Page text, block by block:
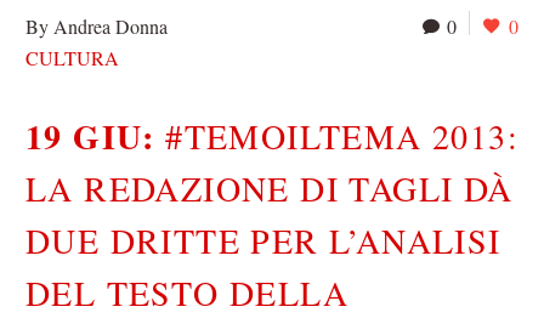
0 0
By Andrea Donna
CULTURA
19 GIU:#TEMOILTEMA 2013:
LA REDAZIONE DI TAGLI DÀ
DUE DRITTE PER L’ANALISI
DEL TESTO DELLA